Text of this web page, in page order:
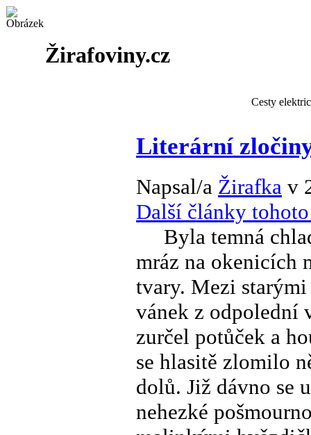
Žirafoviny.cz
Cesty
Literární
Napsal/a Žirafka v
Další články
Byla temná
mráz na okenicích
tvary. Mezi
vánek z odpolední
zurčel potůček a
se hlasitě zlomilo
dolů. Již dávno se
nehezké